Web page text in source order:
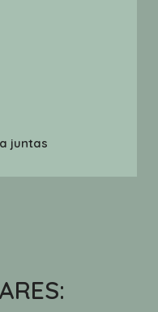
juntas